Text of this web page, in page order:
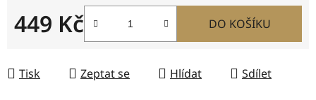
449 Kč DO KOŠÍKU
Tisk Zeptat se Hlídat Sdílet